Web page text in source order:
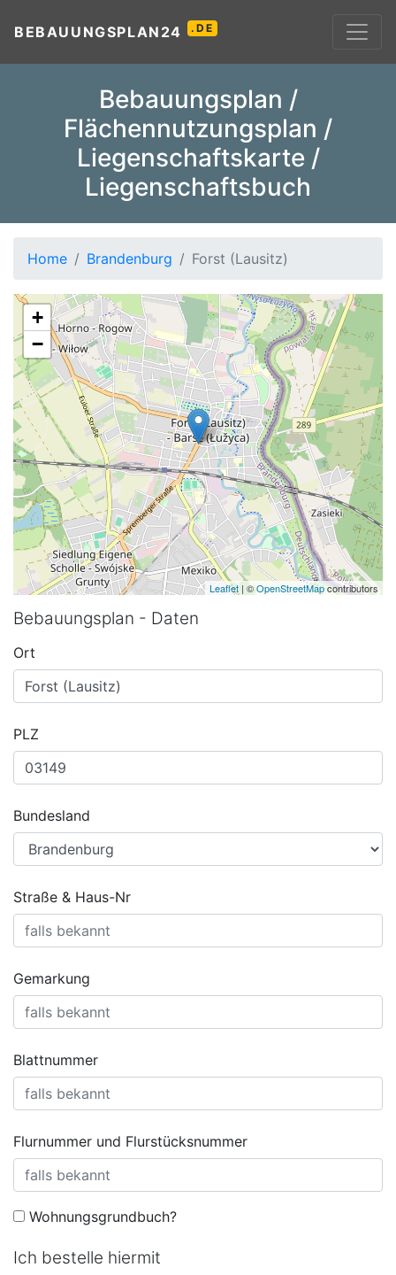
BEBAUUNGSPLAN24 .DE
Bebauungsplan /
Flächennutzungsplan /
Liegenschaftskarte /
Liegenschaftsbuch
Home Brandenburg Forst (Lausitz)
+
−
Leaflet | ©OpenStreetMapcontributors
Bebauungsplan - Daten
Ort
PLZ
Bundesland
Straße & Haus-Nr
Gemarkung
Blattnummer
Flurnummer und Flurstücksnummer
Wohnungsgrundbuch?
Ich bestelle hiermit